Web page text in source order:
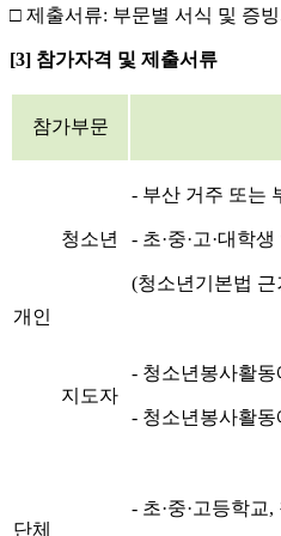
□ 제출서류: 부문별 서식 및 증
[3] 참가자격 및 제출서류
참가부문
개인
청소년
- 부산 거주 또는
- 초·중·고·대학
(청소년기본법 근
지도자
- 청소년봉사활
- 청소년봉사활
단체
- 초·중·고등학